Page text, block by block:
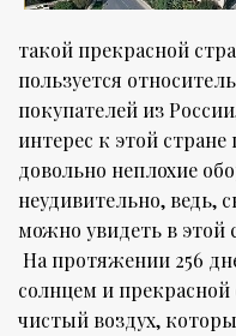
такой прекрасной
пользуется
покупателей из
интерес к этой
довольно неплохие
неудивительно, ведь,
можно увидеть в этой
На протяжении 256
солнцем и прекрасной
чистый воздух,